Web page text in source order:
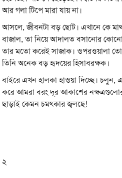
আর গলা টিপে মারা যায় না।
আসলে, জীবনটা বড় ছোট। এখানে কে
বাজাল, তা নিয়ে আদালত বসানোর কোনো
তার মতো করেই সাজাক। ওপরওয়ালা
তিনি অনেক বড় হৃদয়ের হিসাবরক্ষক।
বাইরে এখন হালকা হাওয়া দিচ্ছে। চলুন,
করে আমরা বরং দূর আকাশের
ছাড়াই কেমন চমৎকার জ্বলছে!
২